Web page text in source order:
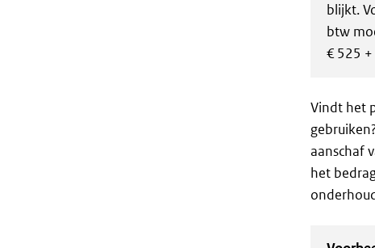
blijkt.
btw
€ 525
Vindt het
aanschaf
het